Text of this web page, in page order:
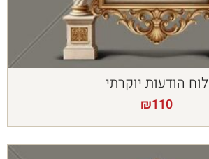
לוח הודעות יוקרתי
₪110